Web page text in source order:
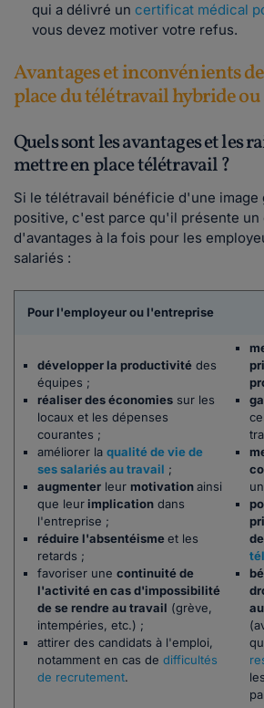
qui a délivré un certificat médical
vous devez motiver votre refus.
Avantages et inconvénients
place du télétravail hybride ou
Quels sont les avantages et les
mettre en place télétravail ?
Si le télétravail bénéficie d'une image
positive, c'est parce qu'il présente un
d'avantages à la fois pour les
salariés :
Pour l'employeur ou l'entreprise
développer la productivité des
équipes ;
réaliser des économies sur les
locaux et les dépenses
courantes ;
améliorer la qualité de vie de
ses salariés au travail ;
augmenter leur motivationainsi
que leur implication dans
l'entreprise ;
réduire l'absentéismeet les
retards ;
favoriser une continuité de
l'activité en cas d'impossibilité
de se rendre au travail (grève,
intempéries, etc.) ;
attirer des candidats à l'emploi,
notamment en cas de difficultés
de recrutement.